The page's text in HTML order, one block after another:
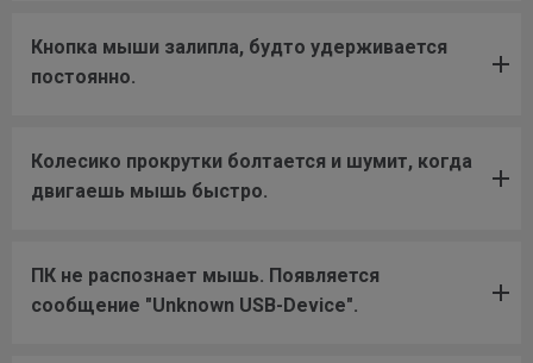
Кнопка мыши залипла, будто удерживается
постоянно.
Колесико прокрутки болтается и шумит, когда
двигаешь мышь быстро.
ПК не распознает мышь. Появляется
сообщение "Unknown USB-Device".